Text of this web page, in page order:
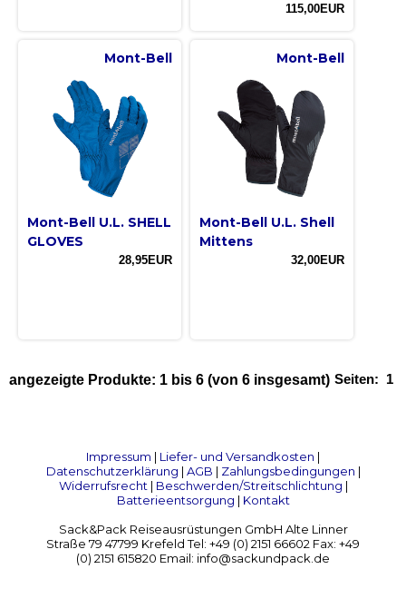
115,00EUR
Mont-Bell
Mont-Bell U.L. SHELL
GLOVES
28,95EUR
Mont-Bell
Mont-Bell U.L. Shell
Mittens
32,00EUR
Seiten: 1
angezeigte Produkte: 1 bis 6 (von 6 insgesamt)
Impressum | Liefer- und Versandkosten |
Datenschutzerklärung | AGB | Zahlungsbedingungen |
Widerrufsrecht | Beschwerden/Streitschlichtung |
Batterieentsorgung | Kontakt
Sack&Pack Reiseausrüstungen GmbH Alte Linner
Straße 79 47799 Krefeld Tel: +49 (0) 2151 66602 Fax: +49
(0) 2151 615820 Email: info@sackundpack.de